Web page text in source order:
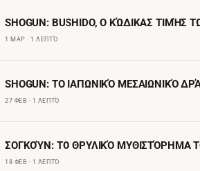
SHOGUN: BUSHIDO, Ο ΚΏΔΙΚΑΣ
1 ΜΑΡ · 1 ΛΕΠΤΌ
SHOGUN: ΤΟ ΙΑΠΩΝΙΚΌ ΜΕΣΑΙΩΝΙΚΌ
27 ΦΕΒ · 1 ΛΕΠΤΌ
ΣΟΓΚΟΎΝ: ΤΟ ΘΡΥΛΙΚΌ ΜΥΘΙΣΤΌΡΗΜΑ
18 ΦΕΒ · 1 ΛΕΠΤΌ